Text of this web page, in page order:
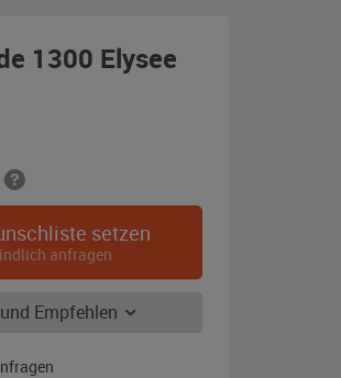
1300 Elysee
setzen
anfragen
Empfehlen